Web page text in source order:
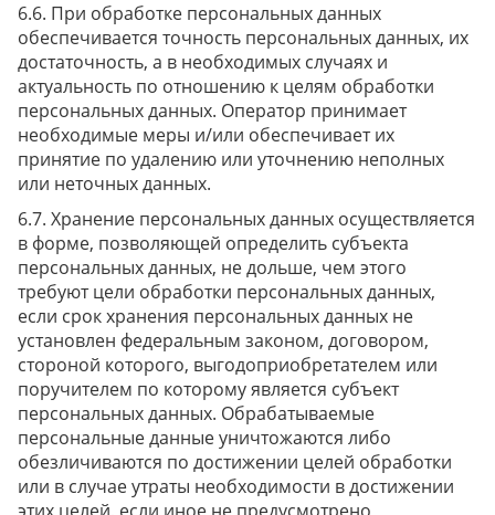
При обработке персональных данных
обеспечивается точность персональных данных, их
достаточность, а в необходимых случаях и
актуальность по отношению к целям обработки
персональных данных. Оператор принимает
необходимые меры и/или обеспечивает их
принятие по удалению или уточнению неполных
или неточных данных.
Хранение персональных данных осуществляется
в форме, позволяющей определить субъекта
персональных данных, не дольше, чем этого
требуют цели обработки персональных данных,
если срок хранения персональных данных не
установлен федеральным законом, договором,
стороной которого, выгодоприобретателем или
поручителем по которому является субъект
персональных данных. Обрабатываемые
персональные данные уничтожаются либо
обезличиваются по достижении целей обработки
или в случае утраты необходимости в достижении